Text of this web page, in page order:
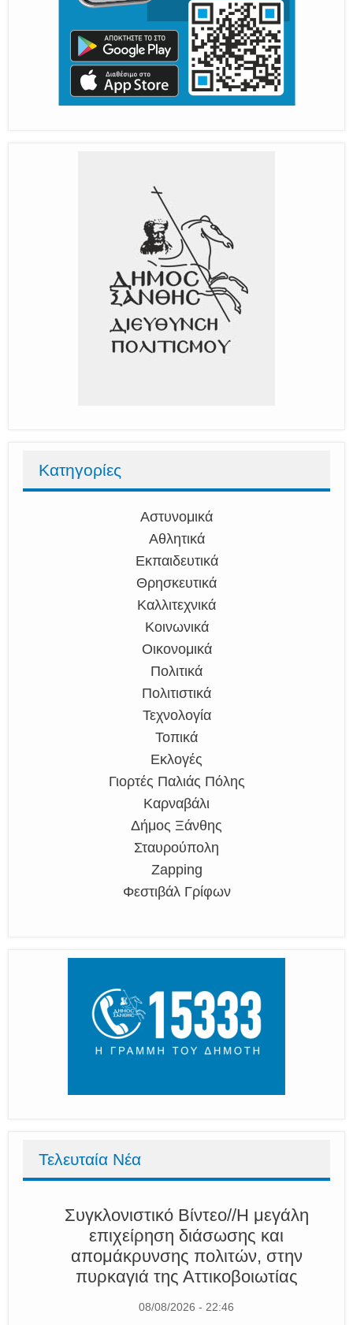
Κατηγορίες
Αστυνομικά
Αθλητικά
Εκπαιδευτικά
Θρησκευτικά
Καλλιτεχνικά
Κοινωνικά
Οικονομικά
Πολιτικά
Πολιτιστικά
Τεχνολογία
Τοπικά
Εκλογές
Γιορτές Παλιάς Πόλης
Καρναβάλι
Δήμος Ξάνθης
Σταυρούπολη
Zapping
Φεστιβάλ Γρίφων
Τελευταία Νέα
Συγκλονιστικό Βίντεο//Η μεγάλη
επιχείρηση διάσωσης και
απομάκρυνσης πολιτών, στην
πυρκαγιά της Αττικοβοιωτίας
08/08/2026 - 22:46